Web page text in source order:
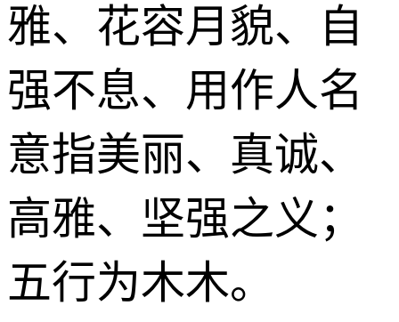
雅、花容月貌、自
强不息、用作人名
意指美丽、真诚、
高雅、坚强之义；
五行为木木。